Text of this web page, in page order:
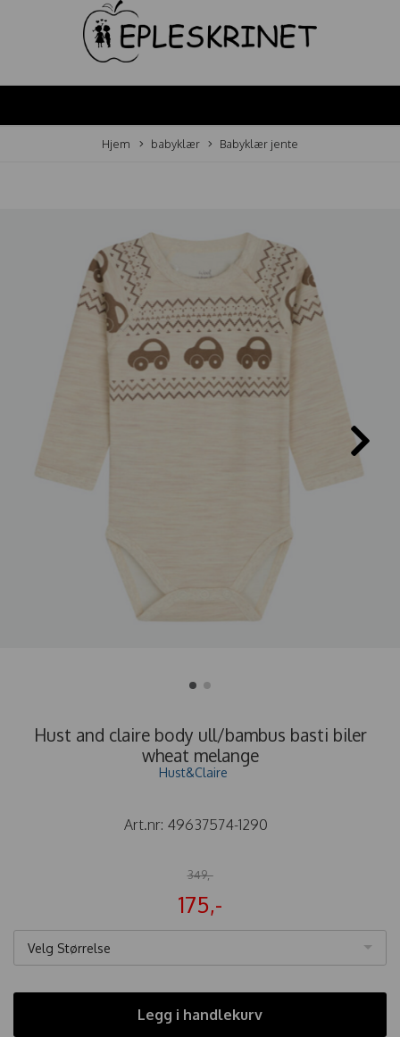
Hjem babyklær Babyklær jente
Hust and claire body ull/bambus basti biler
wheat melange
Hust&Claire
Art.nr: 49637574-1290
349,-
175,-
Velg Størrelse
Legg i handlekurv